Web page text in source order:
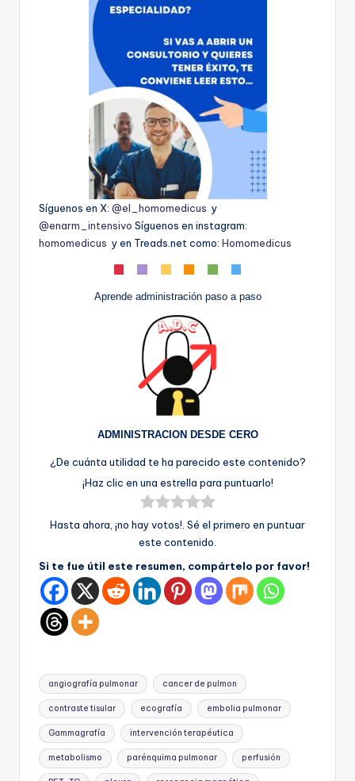
Síguenos en X: @el_homomedicus y
@enarm_intensivo Síguenos en instagram:
homomedicus y en Treads.net como: Homomedicus
Aprende administración paso a paso
ADMINISTRACION DESDE CERO
¿De cuánta utilidad te ha parecido este contenido?
¡Haz clic en una estrella para puntuarlo!
Hasta ahora, ¡no hay votos!. Sé el primero en puntuar
este contenido.
Si te fue útil este resumen, compártelo por favor!
Etiquetas:
angiografía pulmonar cancer de pulmon
contraste tisular ecografía embolia pulmonar
Gammagrafía intervención terapéutica
metabolismo parénquima pulmonar perfusión